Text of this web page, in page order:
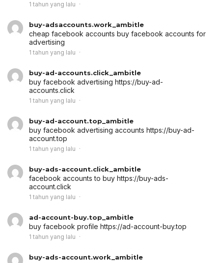
1 tahun yang lalu
buy-adsaccounts.work_ambitle
cheap facebook accounts buy facebook accounts for
advertising
1 tahun yang lalu
buy-ad-accounts.click_ambitle
buy facebook advertising https://buy-ad-
accounts.click
1 tahun yang lalu
buy-ad-account.top_ambitle
buy facebook advertising accounts https://buy-ad-
account.top
1 tahun yang lalu
buy-ads-account.click_ambitle
facebook accounts to buy https://buy-ads-
account.click
1 tahun yang lalu
ad-account-buy.top_ambitle
buy facebook profile https://ad-account-buy.top
1 tahun yang lalu
buy-ads-account.work_ambitle